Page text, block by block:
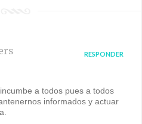
RESPONDER
a todos pues a todos
informados y actuar